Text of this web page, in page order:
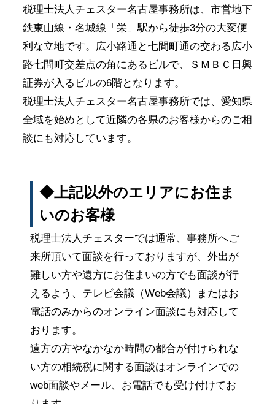
税理士法人チェスター名古屋事務所は、市営地下
鉄東山線・名城線「栄」駅から徒歩3分の大変便
利な立地です。広小路通と七間町通の交わる広小
路七間町交差点の角にあるビルで、ＳＭＢＣ日興
証券が入るビルの6階となります。
税理士法人チェスター名古屋事務所では、愛知県
全域を始めとして近隣の各県のお客様からのご相
談にも対応しています。
◆上記以外のエリアにお住ま
いのお客様
税理士法人チェスターでは通常、事務所へご
来所頂いて面談を行っておりますが、外出が
難しい方や遠方にお住まいの方でも面談が行
えるよう、テレビ会議（Web会議）またはお
電話のみからのオンライン面談にも対応して
おります。
遠方の方やなかなか時間の都合が付けられな
い方の相続税に関する面談はオンラインでの
web面談やメール、お電話でも受け付けてお